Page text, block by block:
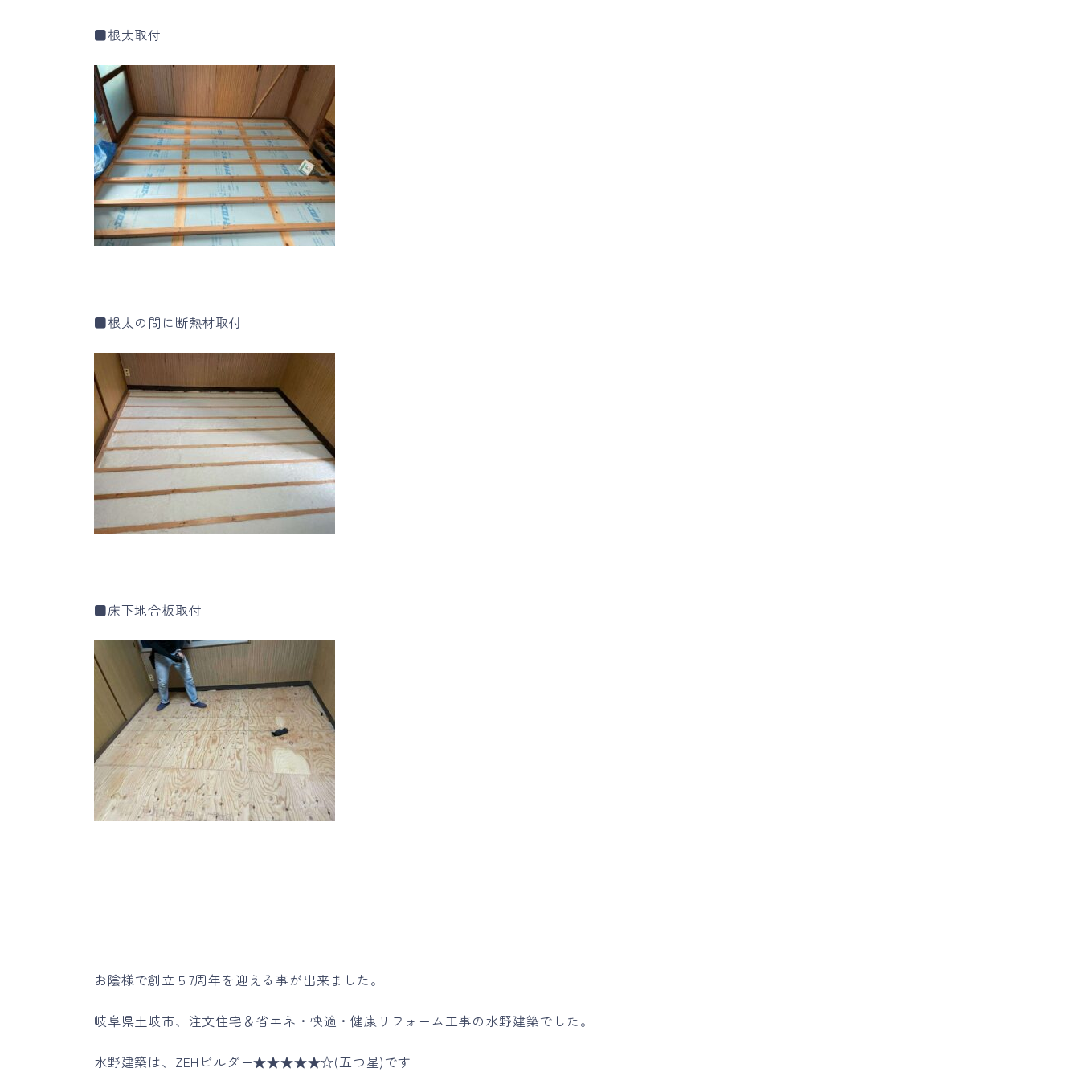
■根太取付
■根太の間に断熱材取付
■床下地合板取付
お陰様で創立５7周年を迎える事が出来ました。
岐阜県土岐市、注文住宅＆省エネ・快適・健康リフォーム工事の水野建築でした。
水野建築は、ZEHビルダー★★★★★☆(五つ星)です